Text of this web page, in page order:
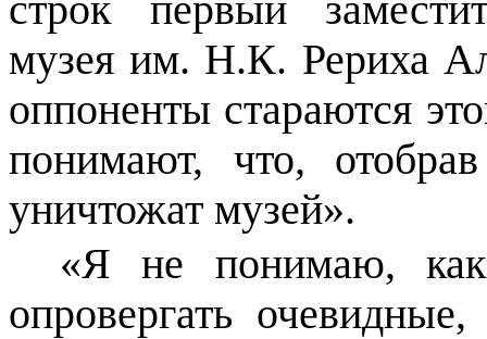
строк первый
музея им. Н.К. Рериха
оппоненты стараются
понимают, что,
уничтожат музей».
«Я не понимаю,
опровергать